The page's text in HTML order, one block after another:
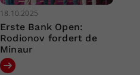
18.10.2025
Erste Bank Open:
Rodionov fordert de
Minaur